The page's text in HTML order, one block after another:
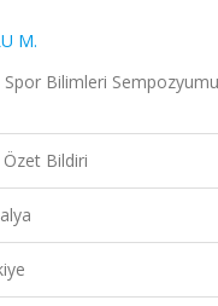
M.
Spor Bilimleri
Bildiri